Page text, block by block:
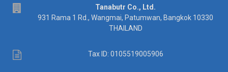
Tanabutr Co., Ltd.
931 Rama 1 Rd., Wangmai, Patumwan, Bangkok 10330
THAILAND
Tax
Tax ID: 0105519005906